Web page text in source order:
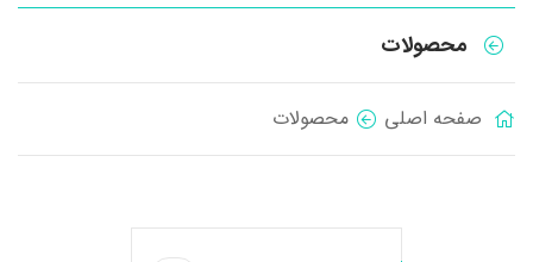
محصولات
صفحه اصلی محصولات